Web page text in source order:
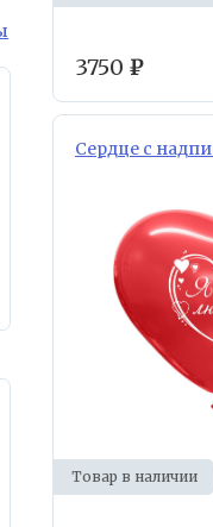
3750 ₽
Сердце с
Товар в наличии